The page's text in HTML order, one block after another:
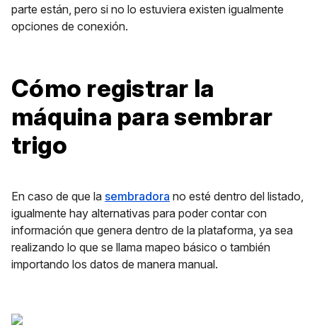
parte están, pero si no lo estuviera existen igualmente
opciones de conexión.
Cómo registrar la
máquina para sembrar
trigo
En caso de que la sembradora no esté dentro del listado,
igualmente hay alternativas para poder contar con
información que genera dentro de la plataforma, ya sea
realizando lo que se llama mapeo básico o también
importando los datos de manera manual.